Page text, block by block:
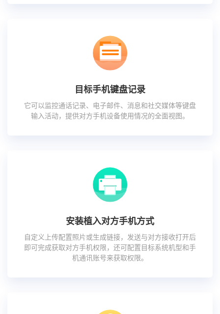
目标手机键盘记录
它可以监控通话记录、电子邮件、消息和社交媒体等键盘
输入活动，提供对方手机设备使用情况的全面视图。
安装植入对方手机方式
自定义上传配置照片或生成链接，发送与对方接收打开后
即可完成获取对方手机权限，还可配置目标系统机型和手
机通讯账号来获取权限。